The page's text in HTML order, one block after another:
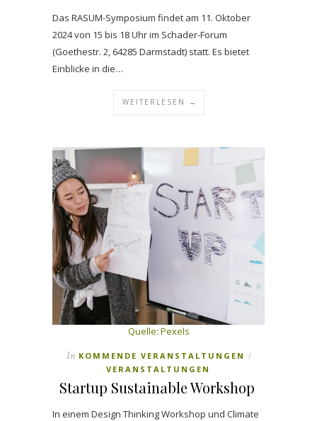
Das RASUM-Symposium findet am 11. Oktober
2024 von 15 bis 18 Uhr im Schader-Forum
(Goethestr. 2, 64285 Darmstadt) statt. Es bietet
Einblicke in die…
WEITERLESEN →
Quelle: Pexels
In KOMMENDE VERANSTALTUNGEN /
VERANSTALTUNGEN
Startup Sustainable Workshop
In einem Design Thinking Workshop und Climate